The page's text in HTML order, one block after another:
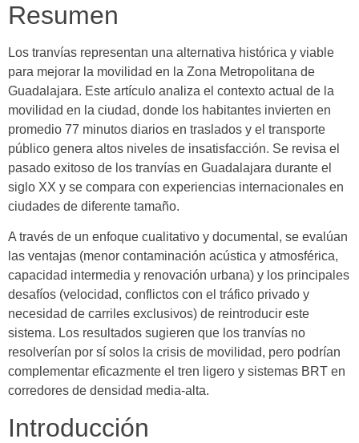
Resumen
Los tranvías representan una alternativa histórica y viable
para mejorar la movilidad en la Zona Metropolitana de
Guadalajara. Este artículo analiza el contexto actual de la
movilidad en la ciudad, donde los habitantes invierten en
promedio 77 minutos diarios en traslados y el transporte
público genera altos niveles de insatisfacción. Se revisa el
pasado exitoso de los tranvías en Guadalajara durante el
siglo XX y se compara con experiencias internacionales en
ciudades de diferente tamaño.
A través de un enfoque cualitativo y documental, se evalúan
las ventajas (menor contaminación acústica y atmosférica,
capacidad intermedia y renovación urbana) y los principales
desafíos (velocidad, conflictos con el tráfico privado y
necesidad de carriles exclusivos) de reintroducir este
sistema. Los resultados sugieren que los tranvías no
resolverían por sí solos la crisis de movilidad, pero podrían
complementar eficazmente el tren ligero y sistemas BRT en
corredores de densidad media-alta.
Introducción